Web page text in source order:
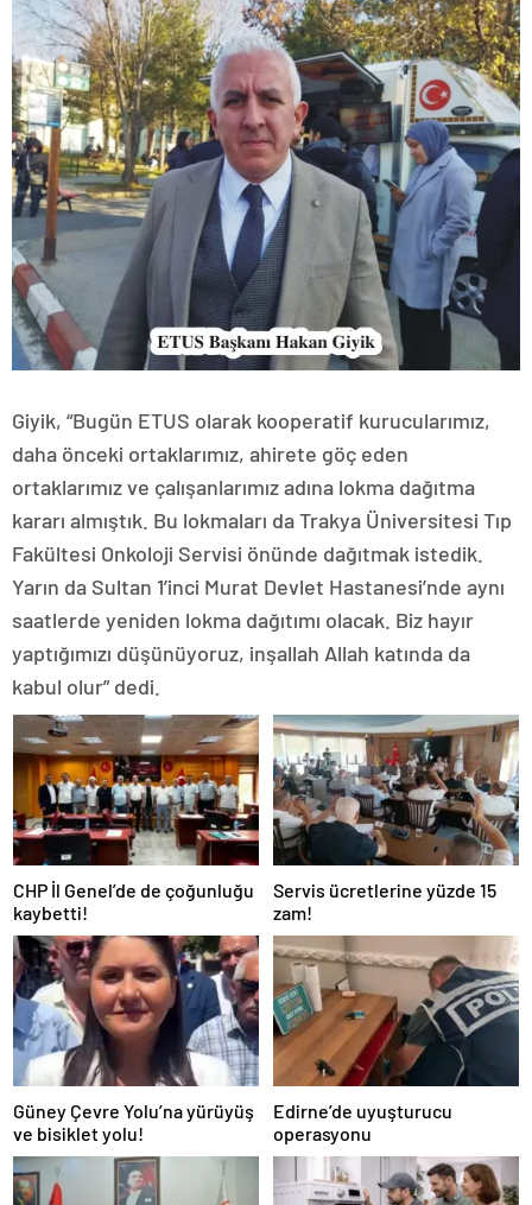
Giyik, “Bugün ETUS olarak kooperatif kurucularımız,
daha önceki ortaklarımız, ahirete göç eden
ortaklarımız ve çalışanlarımız adına lokma dağıtma
kararı almıştık. Bu lokmaları da Trakya Üniversitesi Tıp
Fakültesi Onkoloji Servisi önünde dağıtmak istedik.
Yarın da Sultan 1’inci Murat Devlet Hastanesi’nde aynı
saatlerde yeniden lokma dağıtımı olacak. Biz hayır
yaptığımızı düşünüyoruz, inşallah Allah katında da
kabul olur” dedi.
CHP İl Genel’de de çoğunluğu
kaybetti!
Servis ücretlerine yüzde 15
zam!
Güney Çevre Yolu’na yürüyüş
ve bisiklet yolu!
Edirne’de uyuşturucu
operasyonu